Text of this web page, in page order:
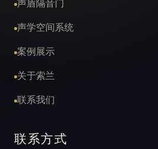
声盾隔音门
声学空间系统
案例展示
关于索兰
联系我们
联系方式